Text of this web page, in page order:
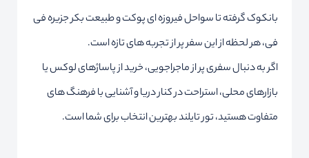
بانکوک گرفته تا سواحل فیروزه ای پوکت و طبیعت بکر جزیره فی
فی، هر لحظه از این سفر پر از تجربه های تازه است.
اگر به دنبال سفری پر از ماجراجویی، خرید از پاساژهای لوکس یا
بازارهای محلی، استراحت در کنار دریا و آشنایی با فرهنگ های
متفاوت هستید، تور تایلند بهترین انتخاب برای شما است.